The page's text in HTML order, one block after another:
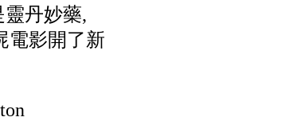
丹妙藥,
電影開了新